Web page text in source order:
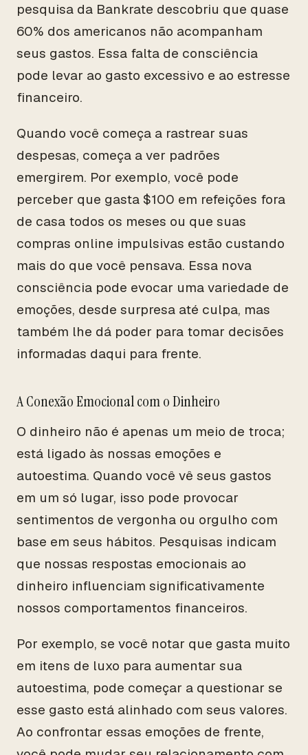
pesquisa da Bankrate descobriu que quase
60% dos americanos não acompanham
seus gastos. Essa falta de consciência
pode levar ao gasto excessivo e ao estresse
financeiro.
Quando você começa a rastrear suas
despesas, começa a ver padrões
emergirem. Por exemplo, você pode
perceber que gasta $100 em refeições fora
de casa todos os meses ou que suas
compras online impulsivas estão custando
mais do que você pensava. Essa nova
consciência pode evocar uma variedade de
emoções, desde surpresa até culpa, mas
também lhe dá poder para tomar decisões
informadas daqui para frente.
A Conexão Emocional com o Dinheiro
O dinheiro não é apenas um meio de troca;
está ligado às nossas emoções e
autoestima. Quando você vê seus gastos
em um só lugar, isso pode provocar
sentimentos de vergonha ou orgulho com
base em seus hábitos. Pesquisas indicam
que nossas respostas emocionais ao
dinheiro influenciam significativamente
nossos comportamentos financeiros.
Por exemplo, se você notar que gasta muito
em itens de luxo para aumentar sua
autoestima, pode começar a questionar se
esse gasto está alinhado com seus valores.
Ao confrontar essas emoções de frente,